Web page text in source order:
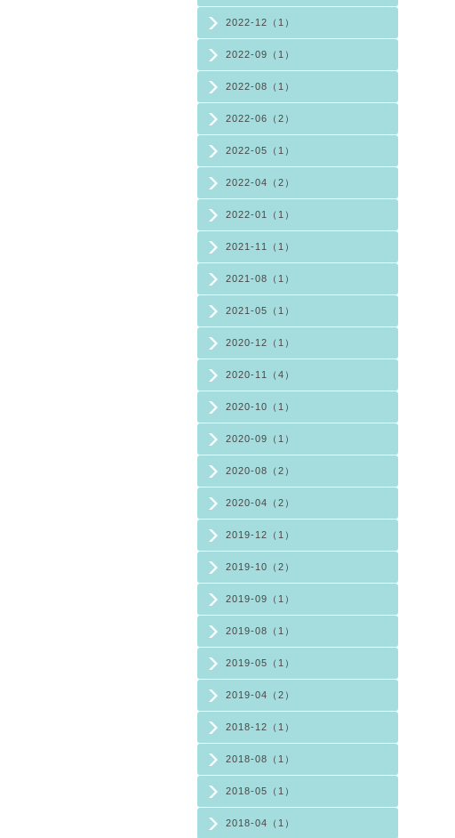
2022-12（1）
2022-09（1）
2022-08（1）
2022-06（2）
2022-05（1）
2022-04（2）
2022-01（1）
2021-11（1）
2021-08（1）
2021-05（1）
2020-12（1）
2020-11（4）
2020-10（1）
2020-09（1）
2020-08（2）
2020-04（2）
2019-12（1）
2019-10（2）
2019-09（1）
2019-08（1）
2019-05（1）
2019-04（2）
2018-12（1）
2018-08（1）
2018-05（1）
2018-04（1）